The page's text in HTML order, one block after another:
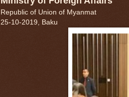
Republic of Union of Myanmat
25-10-2019, Baku